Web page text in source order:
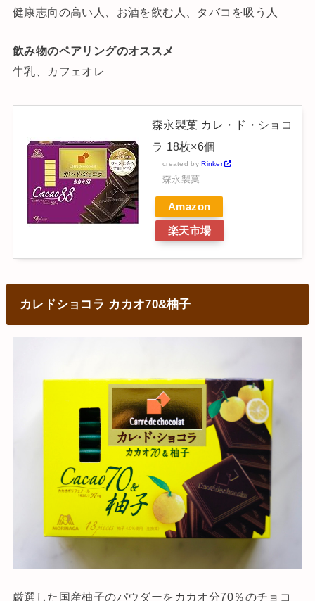
健康志向の高い人、お酒を飲む人、タバコを吸う人
飲み物のペアリングのオススメ
牛乳、カフェオレ
森永製菓 カレ・ド・ショコ
ラ 18枚×6個
created byRinker
森永製菓
Amazon
楽天市場
カレドショコラ カカオ70&柚子
厳選した国産柚子のパウダーをカカオ分70％のチョコ